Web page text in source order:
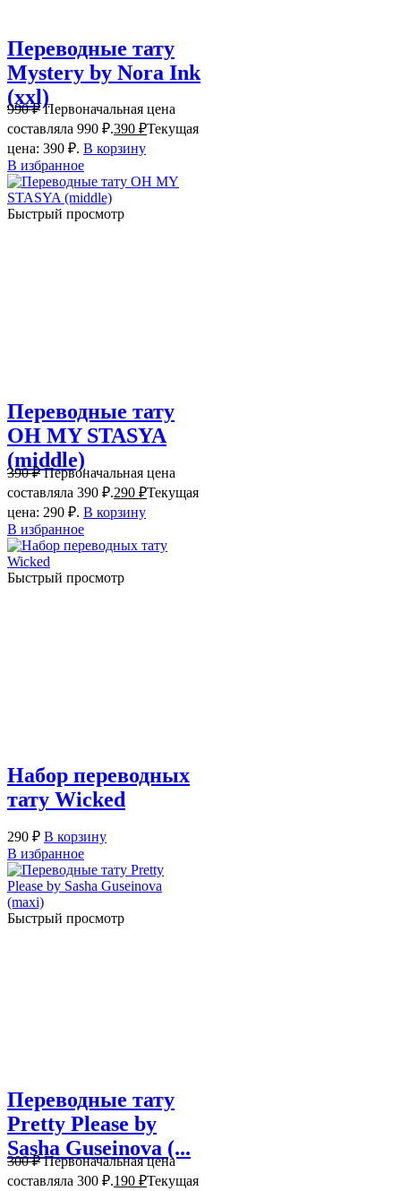
Переводные тату
Mystery by Nora Ink
(xxl)
990₽ Первоначальная цена
составляла 990 ₽.390 ₽Текущая
цена: 390 ₽. В корзину
В избранное
Быстрый просмотр
Переводные тату
OH MY STASYA
(middle)
390₽ Первоначальная цена
составляла 390 ₽.290 ₽Текущая
цена: 290 ₽. В корзину
В избранное
Быстрый просмотр
Набор переводных
тату Wicked
290 ₽ В корзину
В избранное
Быстрый просмотр
Переводные тату
Pretty Please by
Sasha Guseinova (...
300₽ Первоначальная цена
составляла 300 ₽.190 ₽Текущая